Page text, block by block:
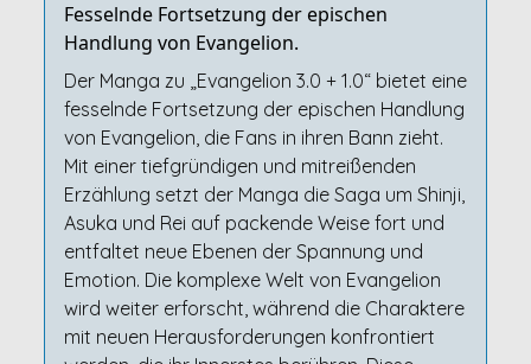
Fesselnde Fortsetzung der epischen
Handlung von Evangelion.
Der Manga zu „Evangelion 3.0 + 1.0“ bietet eine
fesselnde Fortsetzung der epischen Handlung
von Evangelion, die Fans in ihren Bann zieht.
Mit einer tiefgründigen und mitreißenden
Erzählung setzt der Manga die Saga um Shinji,
Asuka und Rei auf packende Weise fort und
entfaltet neue Ebenen der Spannung und
Emotion. Die komplexe Welt von Evangelion
wird weiter erforscht, während die Charaktere
mit neuen Herausforderungen konfrontiert